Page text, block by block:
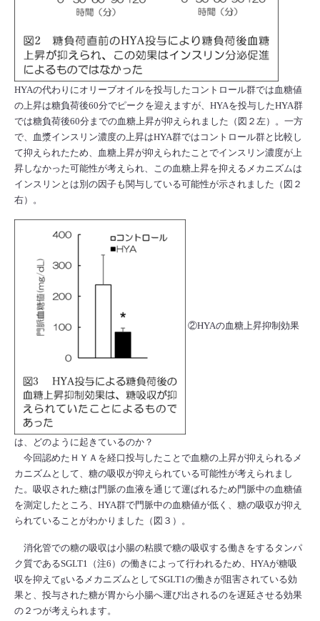
HYAの代わりにオリーブオイルを投与したコントロール群では血糖値
の上昇は糖負荷後60分でピークを迎えますが、HYAを投与したHYA群
では糖負荷後60分までの血糖上昇が抑えられました（図２左）。一方
で、血漿インスリン濃度の上昇はHYA群ではコントロール群と比較し
て抑えられたため、血糖上昇が抑えられたことでインスリン濃度が上
昇しなかった可能性が考えられ、この血糖上昇を抑えるメカニズムは
インスリンとは別の因子も関与している可能性が示されました（図２
右）。
②HYAの血糖上昇抑制効果
は、どのように起きているのか？
今回認めたＨＹＡを経口投与したことで血糖の上昇が抑えられるメ
カニズムとして、糖の吸収が抑えられている可能性が考えられまし
た。吸収された糖は門脈の血液を通じて運ばれるため門脈中の血糖値
を測定したところ、HYA群で門脈中の血糖値が低く、糖の吸収が抑え
られていることがわかりました（図３）。
消化管での糖の吸収は小腸の粘膜で糖の吸収する働きをするタンパ
ク質であるSGLT1（注6）の働きによって行われるため、HYAが糖吸
収を抑えてgいるメカニズムとしてSGLT1の働きが阻害されている効
果と、投与された糖が胃から小腸へ運び出されるのを遅延させる効果
の２つが考えられます。